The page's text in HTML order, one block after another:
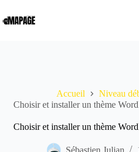
au
contenu
Accueil
Niveau
Choisir et installer un thème
Choisir et installer un thème
Sébastien Julian